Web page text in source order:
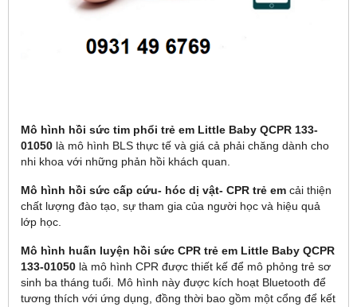
Mô hình hồi sức tim phổi trẻ em Little Baby QCPR 133-
01050 là mô hình BLS thực tế và giá cả phải chăng dành cho
nhi khoa với những phản hồi khách quan.
Mô hình hồi sức cấp cứu- hóc dị vật- CPR trẻ em cải thiện
chất lượng đào tạo, sự tham gia của người học và hiệu quả
lớp học.
Mô hình huấn luyện hồi sức CPR trẻ em Little Baby QCPR
133-01050 là mô hình CPR được thiết kế để mô phỏng trẻ sơ
sinh ba tháng tuổi. Mô hình này được kích hoạt Bluetooth để
tương thích với ứng dụng, đồng thời bao gồm một cổng để kết